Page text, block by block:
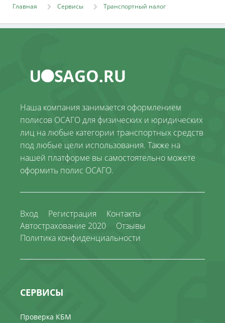
Главная Сервисы Транспортный налог
Наша компания занимается оформлением
полисов ОСАГО для физических и юридических
лиц на любые категории транспортных средств
под любые цели использования. Также на
нашей платформе вы самостоятельно можете
оформить полис ОСАГО.
Вход Регистрация
Контакты
Автострахование 2020
Отзывы
Политика конфиденциальности
СЕРВИСЫ
Проверка КБМ